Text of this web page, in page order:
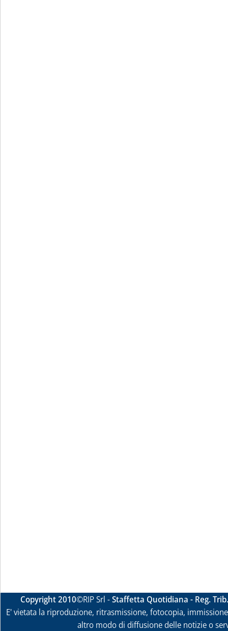
Copyright 2010©RIP Srl -Staffetta Quotidiana - Reg.
E' vietata la riproduzione, ritrasmissione, fotocopia,
altro modo di diffusione delle notizie o